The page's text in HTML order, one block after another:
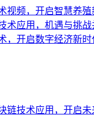
视频，开启智慧养
术应用，机遇与挑战
，开启数字经济新时
链技术应用，开启未